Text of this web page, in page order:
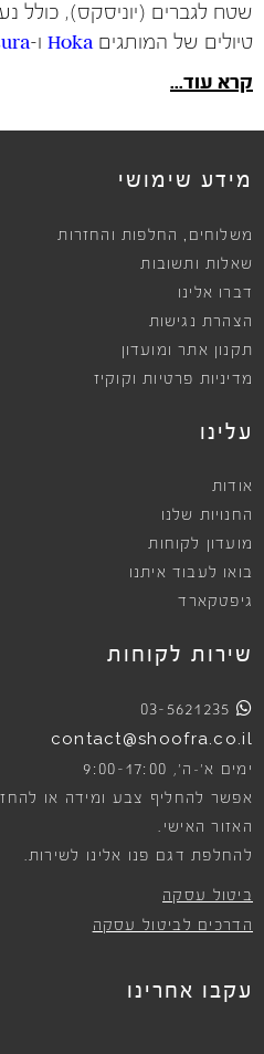
שטח לגברים (יוניסקס), כולל
טיולים של המותגיםHoka ו-
קרא עוד...
מידע שימושי
משלוחים , החלפות והחזרות
שאלות ותשובות
דברו אלינו
הצהרת נגישות
תקנון אתר ומועדון
מדיניות פרטיות וקוקיז
עלינו
אודות
החנויות שלנו
מועדון לקוחות
בואו לעבוד איתנו
גיפטקארד
שירות לקוחות
03-5621235
contact@shoofra.co.il
ימים א׳-ה׳, 9:00-17:00
אפשר להחליף צבע ומידה או
האזור האישי.
להחלפת דגם פנו אלינו לשירות.
ביטול עסקה
הדרכים לביטול עסקה
עקבו אחרינו